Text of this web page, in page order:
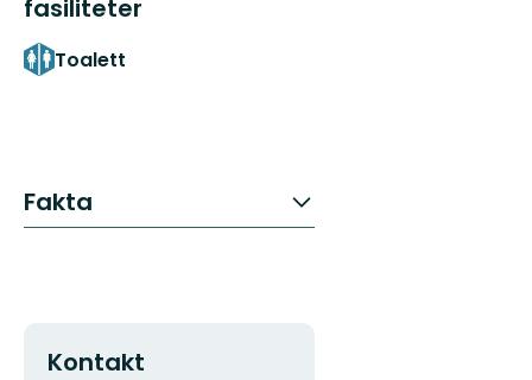
fasiliteter
Toalett
Fakta
Kontakt